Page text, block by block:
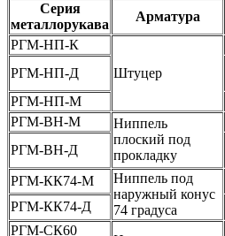
Серия
металлорукава
Арматура
РГМ-НП-К
Штуцер
РГМ-НП-Д
РГМ-НП-М
РГМ-ВН-М
Ниппель
плоский под
прокладку
РГМ-ВН-Д
РГМ-КК74-М
Ниппель под
наружный конус
74 градуса
РГМ-КК74-Д
РГМ-СК60